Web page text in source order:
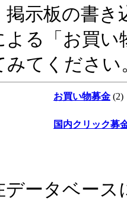
掲示板の書き
よる「お買い
みてください
お買い物募金 (2)
国内クリック募
データベース